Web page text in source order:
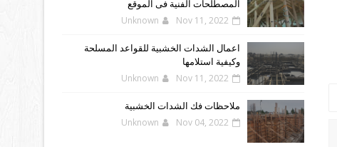
المصطلحات الفنية فى الموقع
Unknown Nov 11, 2022
اعمال الشدات الخشبية للقواعد المسلحة
وكيفية استلامها
Unknown Nov 11, 2022
ملاحظات فك الشدات الخشبية
Unknown Nov 04, 2022